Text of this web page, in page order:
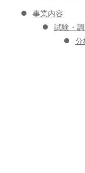
事業内容
試験・
分